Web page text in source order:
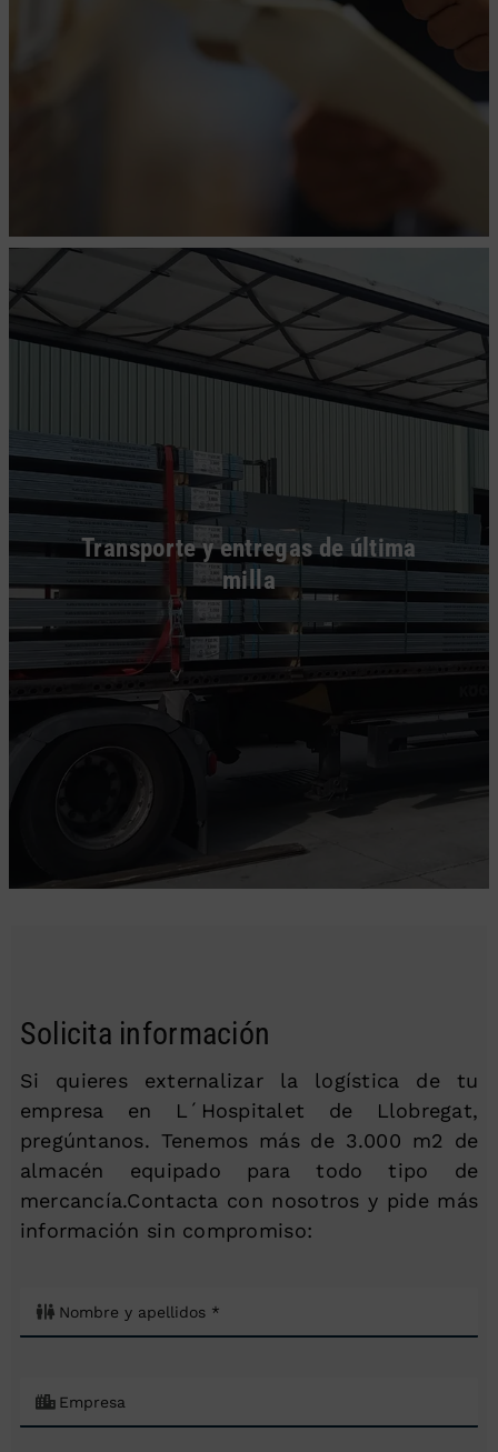
Transporte y entregas de última
milla
Solicita información
Si quieres externalizar la logística de tu
empresa en L´Hospitalet de Llobregat,
pregúntanos. Tenemos más de 3.000 m2 de
almacén equipado para todo tipo de
mercancía.Contacta con nosotros y pide más
información sin compromiso: